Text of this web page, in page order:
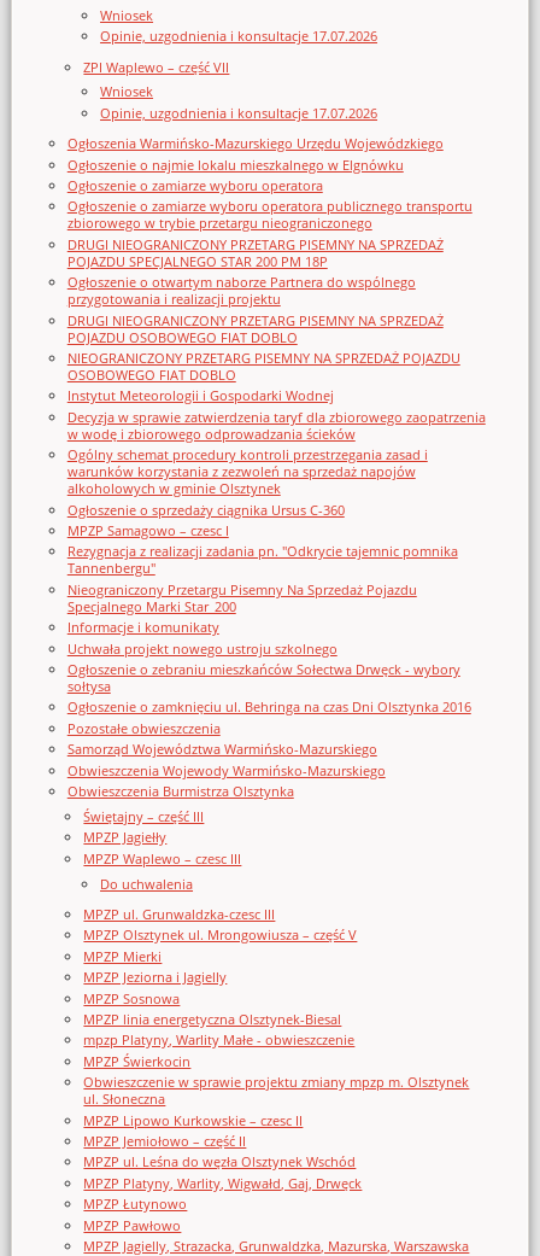
Wniosek
Opinie, uzgodnienia i konsultacje 17.07.2026
ZPI Waplewo – część VII
Wniosek
Opinie, uzgodnienia i konsultacje 17.07.2026
Ogłoszenia Warmińsko-Mazurskiego Urzędu Wojewódzkiego
Ogłoszenie o najmie lokalu mieszkalnego w Elgnówku
Ogłoszenie o zamiarze wyboru operatora
Ogłoszenie o zamiarze wyboru operatora publicznego transportu
zbiorowego w trybie przetargu nieograniczonego
DRUGI NIEOGRANICZONY PRZETARG PISEMNY NA SPRZEDAŻ
POJAZDU SPECJALNEGO STAR 200 PM 18P
Ogłoszenie o otwartym naborze Partnera do wspólnego
przygotowania i realizacji projektu
DRUGI NIEOGRANICZONY PRZETARG PISEMNY NA SPRZEDAŻ
POJAZDU OSOBOWEGO FIAT DOBLO
NIEOGRANICZONY PRZETARG PISEMNY NA SPRZEDAŻ POJAZDU
OSOBOWEGO FIAT DOBLO
Instytut Meteorologii i Gospodarki Wodnej
Decyzja w sprawie zatwierdzenia taryf dla zbiorowego zaopatrzenia
w wodę i zbiorowego odprowadzania ścieków
Ogólny schemat procedury kontroli przestrzegania zasad i
warunków korzystania z zezwoleń na sprzedaż napojów
alkoholowych w gminie Olsztynek
Ogłoszenie o sprzedaży ciągnika Ursus C-360
MPZP Samagowo – czesc I
Rezygnacja z realizacji zadania pn. "Odkrycie tajemnic pomnika
Tannenbergu"
Nieograniczony Przetargu Pisemny Na Sprzedaż Pojazdu
Specjalnego Marki Star_200
Informacje i komunikaty
Uchwała projekt nowego ustroju szkolnego
Ogłoszenie o zebraniu mieszkańców Sołectwa Drwęck - wybory
sołtysa
Ogłoszenie o zamknięciu ul. Behringa na czas Dni Olsztynka 2016
Pozostałe obwieszczenia
Samorząd Województwa Warmińsko-Mazurskiego
Obwieszczenia Wojewody Warmińsko-Mazurskiego
Obwieszczenia Burmistrza Olsztynka
Świętajny – część III
MPZP Jagiełły
MPZP Waplewo – czesc III
Do uchwalenia
MPZP ul. Grunwaldzka-czesc III
MPZP Olsztynek ul. Mrongowiusza – część V
MPZP Mierki
MPZP Jeziorna i Jagielly
MPZP Sosnowa
MPZP linia energetyczna Olsztynek-Biesal
mpzp Platyny, Warlity Małe - obwieszczenie
MPZP Świerkocin
Obwieszczenie w sprawie projektu zmiany mpzp m. Olsztynek
ul. Słoneczna
MPZP Lipowo Kurkowskie – czesc II
MPZP Jemiołowo – część II
MPZP ul. Leśna do węzła Olsztynek Wschód
MPZP Platyny, Warlity, Wigwałd, Gaj, Drwęck
MPZP Łutynowo
MPZP Pawłowo
MPZP Jagielly, Strazacka, Grunwaldzka, Mazurska, Warszawska